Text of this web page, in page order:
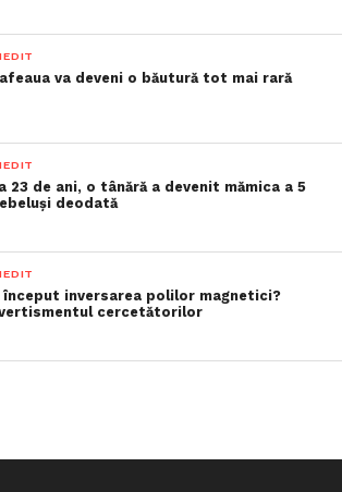
va deveni o băutură tot mai rară
23 de ani, o tânără a devenit mămica a 5
deodată
început inversarea polilor magnetici?
cercetătorilor